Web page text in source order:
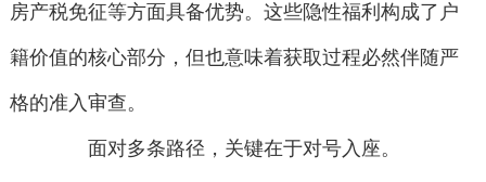
房产税免征等方面具备优势。这些隐性福利构成了户
籍价值的核心部分，但也意味着获取过程必然伴随严
格的准入审查。
面对多条路径，关键在于对号入座。